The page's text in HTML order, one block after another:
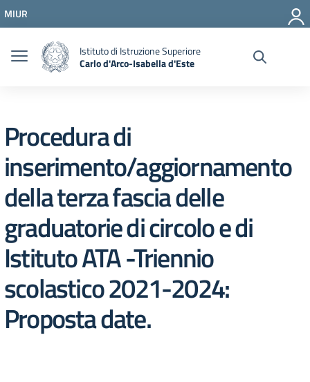
Vai al menu di navigazione
Vai al footer
MIUR
Istituto di Istruzione Superiore
Carlo d'Arco-Isabella d'Este
Procedura di
inserimento/aggiornamento
della terza fascia delle
graduatorie di circolo e di
Istituto ATA -Triennio
scolastico 2021-2024:
Proposta date.